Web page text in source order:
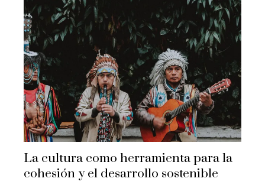
La cultura como herramienta para la
cohesión y el desarrollo sostenible